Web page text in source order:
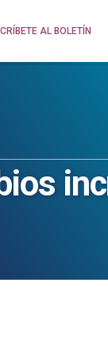
AL BOLETÍN